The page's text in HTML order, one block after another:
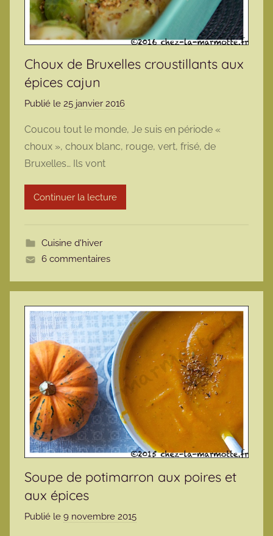
Choux de Bruxelles croustillants aux
épices cajun
Publié le 25 janvier 2016
r
m
r
Coucou tout le monde, Je suis en période «
choux », choux blanc, rouge, vert, frisé, de
Bruxelles… Ils vont
Continuer la lecture
Cuisine d'hiver
6 commentaires
Soupe de potimarron aux poires et
aux épices
Publié le 9 novembre 2015